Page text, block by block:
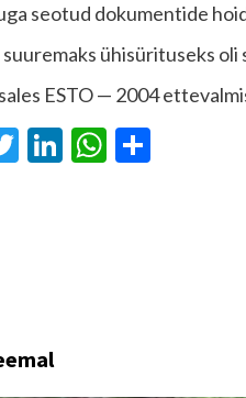
seotud dokumentide
suuremaks ühisürituseks
ESTO — 2004
Twitter
LinkedIn